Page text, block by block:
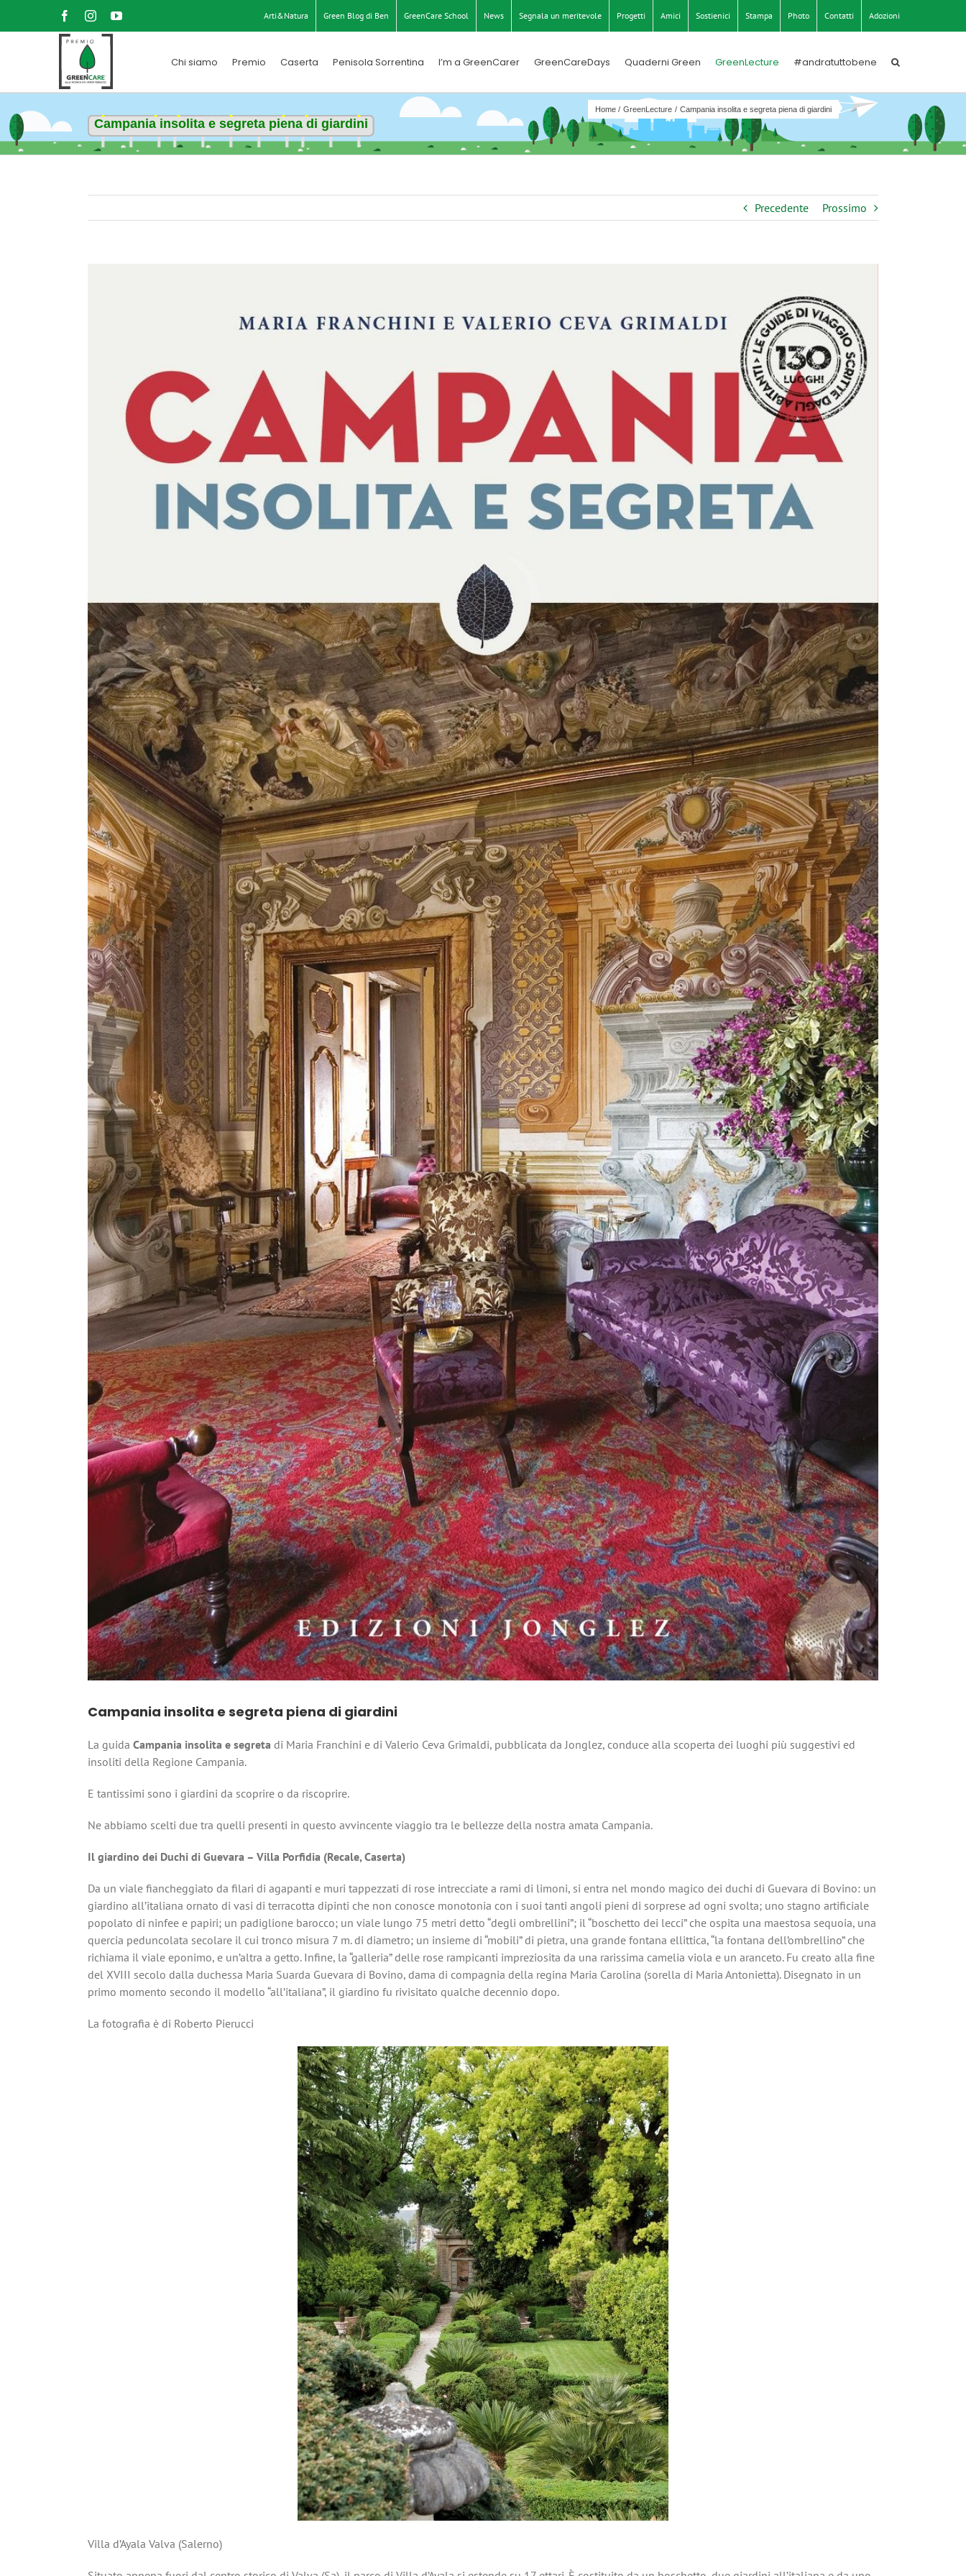
FacebookInstagramYouTube Arti&Natura Green Blog di Ben GreenCare School News Segnala un meritevole Progetti Amici Sostienici Stampa Photo Contatti Adozioni
Chi siamo Premio Caserta Penisola Sorrentina I’m a GreenCarer GreenCareDays Quaderni Green GreenLecture #andratuttobene
Campania insolita e segreta piena di giardini
Home GreenLecture Campania insolita e segreta piena di giardini
Precedente Prossimo
Campania insolita e segreta piena di giardini
La guida Campania insolita e segreta di Maria Franchini e di Valerio Ceva Grimaldi, pubblicata da Jonglez, conduce alla scoperta dei luoghi più suggestivi ed
insoliti della Regione Campania.
E tantissimi sono i giardini da scoprire o da riscoprire.
Ne abbiamo scelti due tra quelli presenti in questo avvincente viaggio tra le bellezze della nostra amata Campania.
Il giardino dei Duchi di Guevara – Villa Porfidia (Recale, Caserta)
Da un viale fiancheggiato da filari di agapanti e muri tappezzati di rose intrecciate a rami di limoni, si entra nel mondo magico dei duchi di Guevara di Bovino: un
giardino all’italiana ornato di vasi di terracotta dipinti che non conosce monotonia con i suoi tanti angoli pieni di sorprese ad ogni svolta; uno stagno artificiale
popolato di ninfee e papiri; un padiglione barocco; un viale lungo 75 metri detto “degli ombrellini”; il “boschetto dei lecci” che ospita una maestosa sequoia, una
quercia peduncolata secolare il cui tronco misura 7 m. di diametro; un insieme di “mobili” di pietra, una grande fontana ellittica, “la fontana dell’ombrellino” che
richiama il viale eponimo, e un’altra a getto. Infine, la “galleria” delle rose rampicanti impreziosita da una rarissima camelia viola e un aranceto. Fu creato alla fine
del XVIII secolo dalla duchessa Maria Suarda Guevara di Bovino, dama di compagnia della regina Maria Carolina (sorella di Maria Antonietta). Disegnato in un
primo momento secondo il modello “all’italiana”, il giardino fu rivisitato qualche decennio dopo.
La fotografia è di Roberto Pierucci
Villa d’Ayala Valva (Salerno)